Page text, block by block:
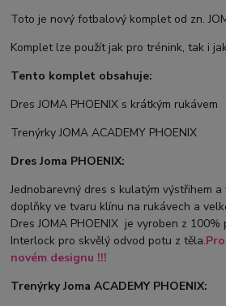
Toto je nový fotbalový komplet od zn.
Komplet lze použít jak pro trénink, tak i
Tento komplet obsahuje:
Dres JOMA PHOENIX s krátkým rukávem
Trenýrky JOMA ACADEMY PHOENIX
Dres Joma PHOENIX:
Jednobarevný dres s kulatým výstřihem a
doplňky ve tvaru klínu na rukávech a
Dres JOMA PHOENIX je vyroben z
Interlock pro skvělý odvod potu z těla.
novém designu !!!
Trenýrky Joma ACADEMY PHOENIX: